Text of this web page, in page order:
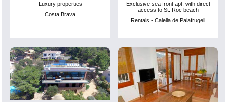
Luxury properties
Costa Brava
Exclusive sea front apt. with direct
access to St. Roc beach
Rentals - Calella de Palafrugell